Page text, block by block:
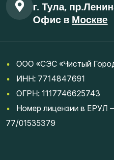
г. Тула,
Офис в Москве
• ООО «СЭС «Чистый
•
ИНН: 7714847691
• ОГРН: 1117746625743
• Номер лицензии в ЕРУЛ
77/01535379